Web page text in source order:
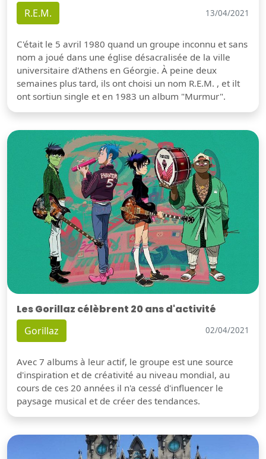
R.E.M. 13/04/2021
C'était le 5 avril 1980 quand un groupe inconnu et sans
nom a joué dans une église désacralisée de la ville
universitaire d'Athens en Géorgie. À peine deux
semaines plus tard, ils ont choisi un nom R.E.M. , et ilt
ont sortiun single et en 1983 un album "Murmur".
Les Gorillaz célèbrent 20 ans d'activité
Gorillaz 02/04/2021
Avec 7 albums à leur actif, le groupe est une source
d'inspiration et de créativité au niveau mondial, au
cours de ces 20 années il n'a cessé d'influencer le
paysage musical et de créer des tendances.